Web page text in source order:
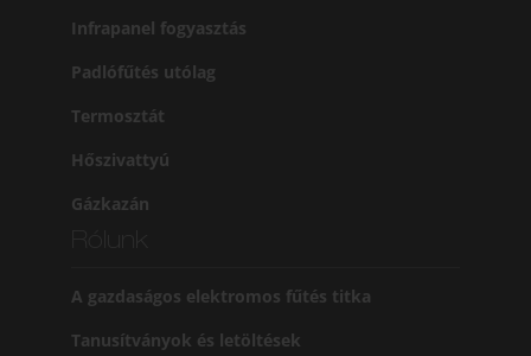
Infrapanel fogyasztás
Padlófűtés utólag
Termosztát
Hőszivattyú
Gázkazán
A gazdaságos elektromos fűtés titka
Tanusítványok és letöltések